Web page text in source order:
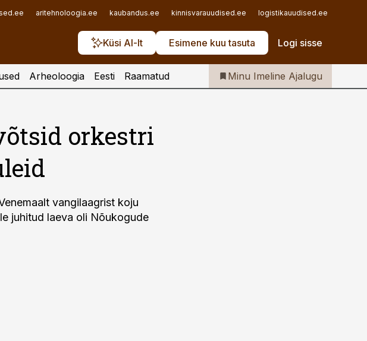
aritehnoloogia.ee kaubandus.ee kinnisvarauudised.ee logistikauudised.ee
Küsi AI-lt Esimene kuu tasuta Logi sisse
Iseteenindus
Telli Imeline Ajalugu
Arheoloogia Eesti Raamatud Minu Imeline Ajalugu
orkestri
vangilaagrist koju
juhitud laeva oli Nõukogude